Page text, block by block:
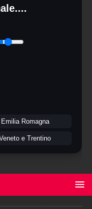
Emilia Romagna
e Trentino